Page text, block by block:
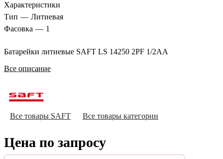
Характеристики
Тип — Литиевая
Фасовка — 1
Батарейки литиевые SAFT LS 14250 2PF 1/2АА
Все описание
Все товары SAFT Все товары категории
Цена по запросу